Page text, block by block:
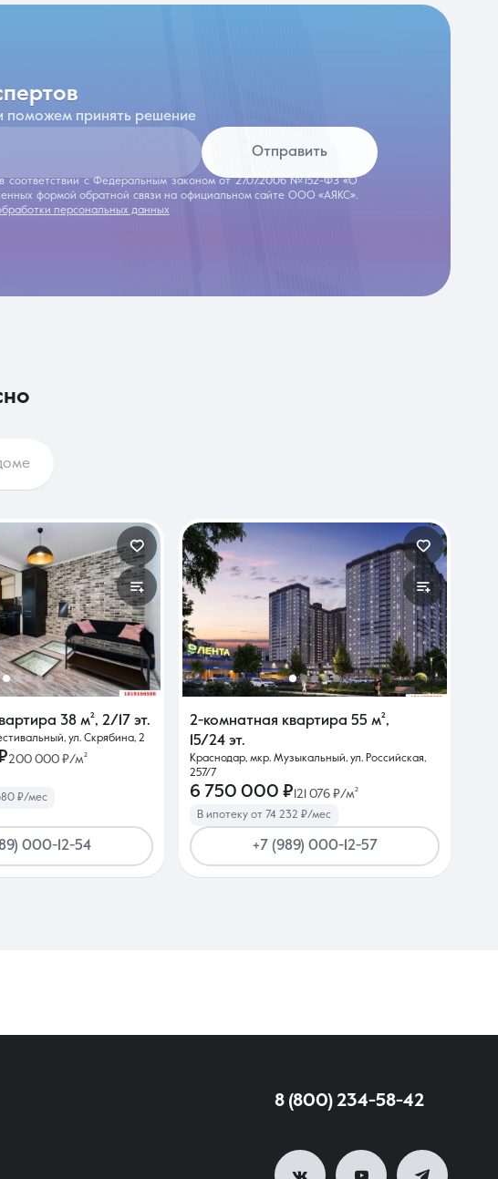
поможем принять решение
Отправить
соответствии с Федеральным законом от 27.07.2006 №152-ФЗ «О
формой обратной связи на официальном сайте ООО «АЯКС».
персональных данных
38 м², 2/17 эт.
ул. Скрябина, 2
200 000 ₽/м²
₽/мес
000-12-54
2-комнатная квартира 55 м²,
15/24 эт.
Краснодар, мкр. Музыкальный, ул. Российская,
257/7
6 750 000 ₽ 121 076 ₽/м²
В ипотеку от 74 232 ₽/мес
+7 (989) 000-12-57
8 (800) 234-58-42